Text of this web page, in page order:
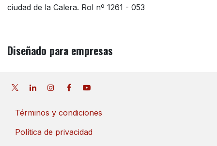
ciudad de la Calera. Rol nº 1261 - 053
Diseñado para empresas
Términos y condiciones
Política de privacidad